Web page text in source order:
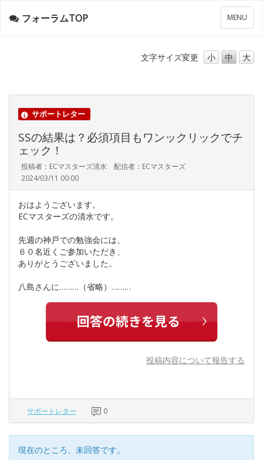
メ
ニ
ー
MENU
フォーラムTOP
文字サイズ変更 小 中 大
サポートレター
SSの結果は？必須項目もワンックリックでチ
ェック！
投稿者：ECマスターズ清水 配信者：ECマスターズ
2024/03/11 00:00
おはようございます。
ECマスターズの清水です。
先週の神戸での勉強会には、
６０名近くご参加いただき、
ありがとうございました。
八島さんに………（省略）………
投稿内容について報告する
サポートレター 0
現在のところ、未回答です。